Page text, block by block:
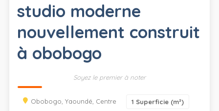
studio moderne
nouvellement construit
à obobogo
Soyez le premier à noter
Obobogo, Yaoundé, Centre 1 Superficie (m²)